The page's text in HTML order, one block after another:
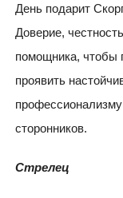
День подарит
Доверие,
помощника, чтобы
проявить
сторонников.
Стрелец